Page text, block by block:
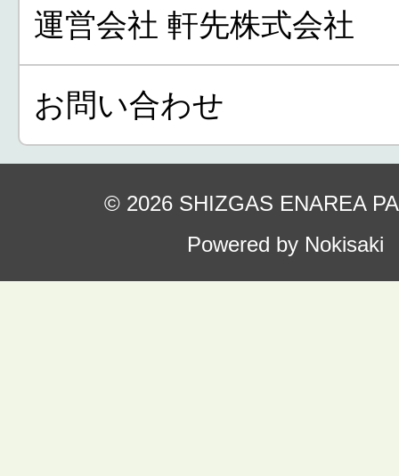
運営会社 軒先株式会社
お問い合わせ
© 2026 SHIZGAS ENAREA
Powered by Nokisaki